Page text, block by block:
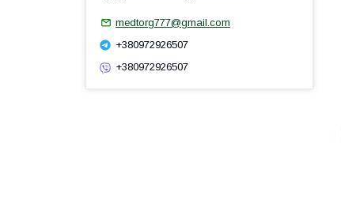
medtorg777@gmail.com
+380972926507
+380972926507